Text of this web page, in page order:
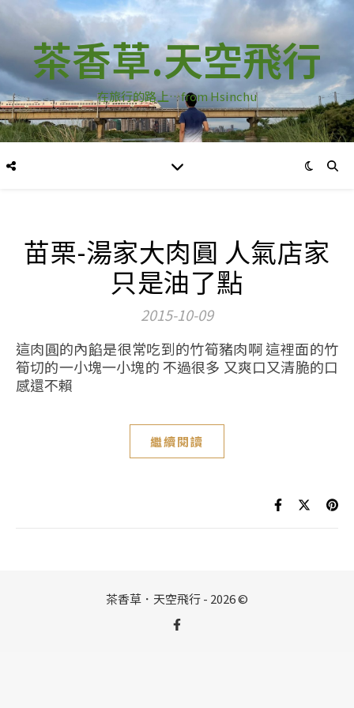
茶香草.天空飛行
在旅行的路上…from Hsinchu
苗栗-湯家大肉圓 人氣店家
只是油了點
2015-10-09
這肉圓的內餡是很常吃到的竹筍豬肉啊 這裡面的竹
筍切的一小塊一小塊的 不過很多 又爽口又清脆的口
感還不賴
繼續閱讀
茶香草．天空飛行 - 2026 ©